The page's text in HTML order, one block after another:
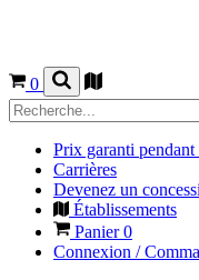
0
Prix garanti pendant
Carrières
Devenez un
Établissements
Panier0
Connexion /